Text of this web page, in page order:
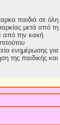
παιδιά σε όλη
μετά από τη
από την κακή
ενημέρωσης για
της παιδικής και